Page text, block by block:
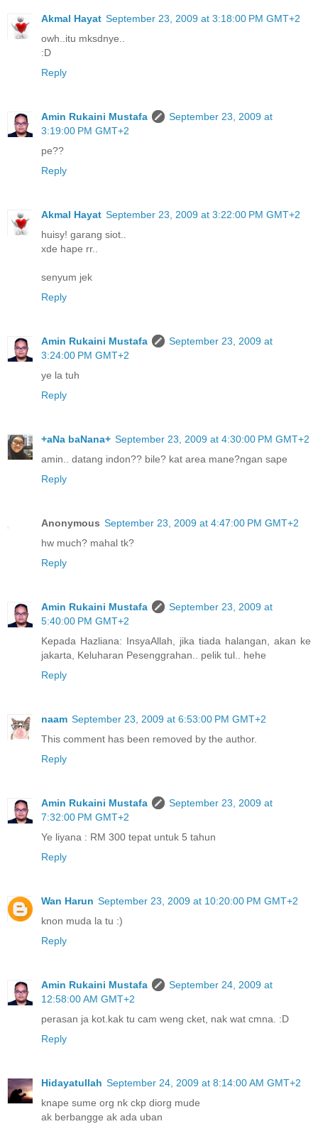
Akmal Hayat September 23, 2009 at 3:18:00 PM GMT+2
owh..itu mksdnye..
:D
Reply
Amin Rukaini Mustafa
September 23, 2009 at
3:19:00 PM GMT+2
pe??
Reply
Akmal Hayat September 23, 2009 at 3:22:00 PM GMT+2
huisy! garang siot..
xde hape rr..
senyum jek
Reply
Amin Rukaini Mustafa
September 23, 2009 at
3:24:00 PM GMT+2
ye la tuh
Reply
+aNa baNana+ September 23, 2009 at 4:30:00 PM GMT+2
amin.. datang indon?? bile? kat area mane?ngan sape
Reply
Anonymous September 23, 2009 at 4:47:00 PM GMT+2
hw much? mahal tk?
Reply
Amin Rukaini Mustafa
September 23, 2009 at
5:40:00 PM GMT+2
Kepada Hazliana: InsyaAllah, jika tiada halangan, akan ke
jakarta, Keluharan Pesenggrahan.. pelik tul.. hehe
Reply
naam September 23, 2009 at 6:53:00 PM GMT+2
This comment has been removed by the author.
Reply
Amin Rukaini Mustafa
September 23, 2009 at
7:32:00 PM GMT+2
Ye liyana : RM 300 tepat untuk 5 tahun
Reply
Wan Harun September 23, 2009 at 10:20:00 PM GMT+2
knon muda la tu :)
Reply
Amin Rukaini Mustafa
September 24, 2009 at
12:58:00 AM GMT+2
perasan ja kot.kak tu cam weng cket, nak wat cmna. :D
Reply
Hidayatullah September 24, 2009 at 8:14:00 AM GMT+2
knape sume org nk ckp diorg mude
ak berbangge ak ada uban